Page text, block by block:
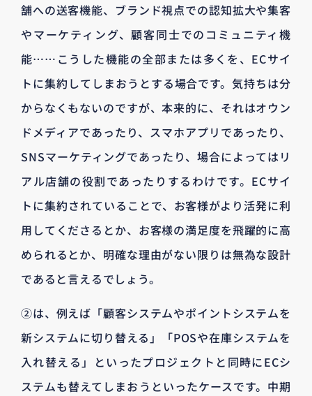
舗への送客機能、ブランド視点での認知拡大や集客
やマーケティング、顧客同士でのコミュニティ機
能……こうした機能の全部または多くを、ECサイ
トに集約してしまおうとする場合です。気持ちは分
からなくもないのですが、本来的に、それはオウン
ドメディアであったり、スマホアプリであったり、
SNSマーケティングであったり、場合によってはリ
アル店舗の役割であったりするわけです。ECサイ
トに集約されていることで、お客様がより活発に利
用してくださるとか、お客様の満足度を飛躍的に高
められるとか、明確な理由がない限りは無為な設計
であると言えるでしょう。
②は、例えば「顧客システムやポイントシステムを
新システムに切り替える」「POSや在庫システムを
入れ替える」といったプロジェクトと同時にECシ
ステムも替えてしまおうといったケースです。中期